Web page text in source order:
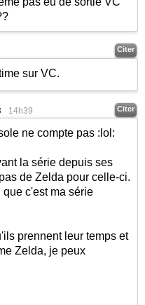
Citer
sur VC.
14h39 Citer
ne compte pas :lol:
la série depuis ses
de Zelda pour celle-ci.
c'est ma série
prennent leur temps et
Zelda, je peux